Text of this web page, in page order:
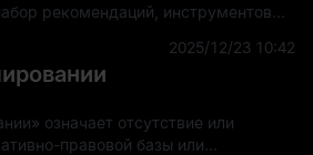
рекомендаций, инструментов
приложений или систем.2025/12/23 10:42
означает отсутствие или
правовой базы или